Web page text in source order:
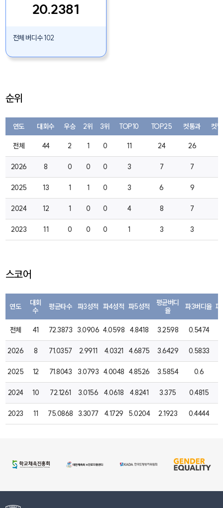
20.2381
전체 버디수 102
순위
연도 대회수 우승 2위 3위 TOP10 TOP25 컷통과 컷
전체 44 2 1 0 11 24 26
2026 8 0 0 0 3 7 7
2025 13 1 1 0 3 6 9
2024 12 1 0 0 4 8 7
2023 11 0 0 0 1 3 3
스코어
연도
대회
수
평균타수 파3성적 파4성적 파5성적
평균버디
율
파3버디율 파
전체 41 72.3873 3.0906 4.0598 4.8418 3.2598 0.5474
2026 8 71.0357 2.9911 4.0321 4.6875 3.6429 0.5833
2025 12 71.8043 3.0793 4.0048 4.8526 3.5854 0.6
2024 10 72.1261 3.0156 4.0618 4.8241 3.375 0.4815
2023 11 75.0868 3.3077 4.1729 5.0204 2.1923 0.4444